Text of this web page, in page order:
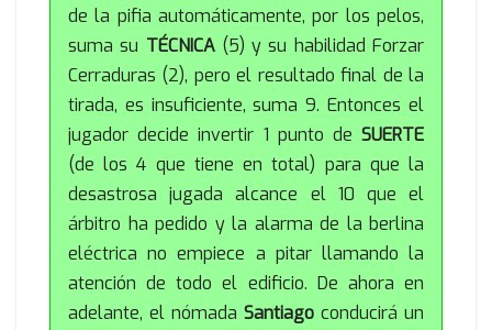
de la pifia automáticamente, por los pelos,
suma su TÉCNICA(5) y su habilidad Forzar
Cerraduras (2), pero el resultado final de la
tirada, es insuficiente, suma 9. Entonces el
jugador decide invertir 1 punto de SUERTE
(de los 4 que tiene en total) para que la
desastrosa jugada alcance el 10 que el
árbitro ha pedido y la alarma de la berlina
eléctrica no empiece a pitar llamando la
atención de todo el edificio. De ahora en
adelante, el nómada Santiago conducirá un